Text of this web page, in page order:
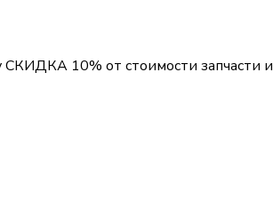
СКИДКА 10% от стоимости запчасти и